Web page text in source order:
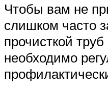
Чтобы вам не
слишком часто
прочисткой труб
необходимо